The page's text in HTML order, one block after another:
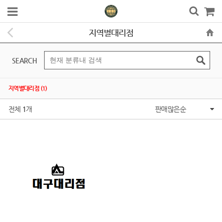
지역별대리점
SEARCH
지역별대리점 (1)
전체 1개 판매많은순